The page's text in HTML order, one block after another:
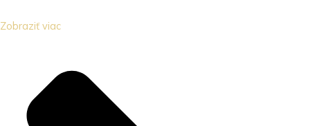
Zobraziť viac